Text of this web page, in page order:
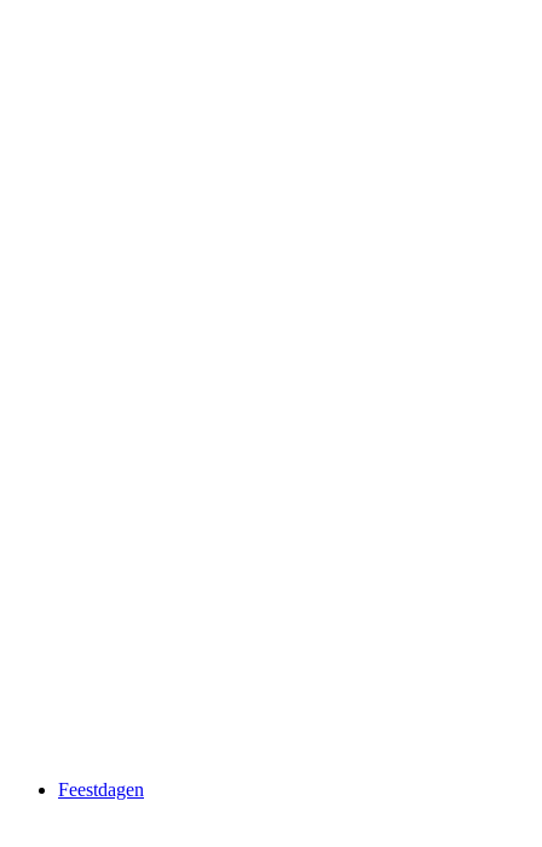
Feestdagen